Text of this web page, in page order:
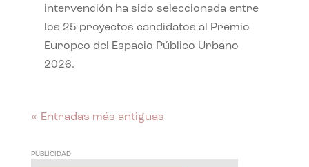
intervención ha sido seleccionada entre
los 25 proyectos candidatos al Premio
Europeo del Espacio Público Urbano
2026.
« Entradas más antiguas
PUBLICIDAD